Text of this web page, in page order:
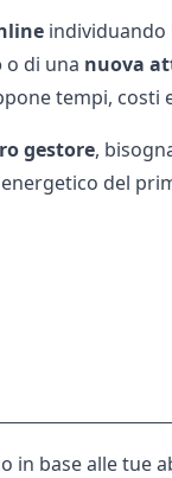
individuando
o di una nuova
tempi, costi
gestore,
del
in base alle tue